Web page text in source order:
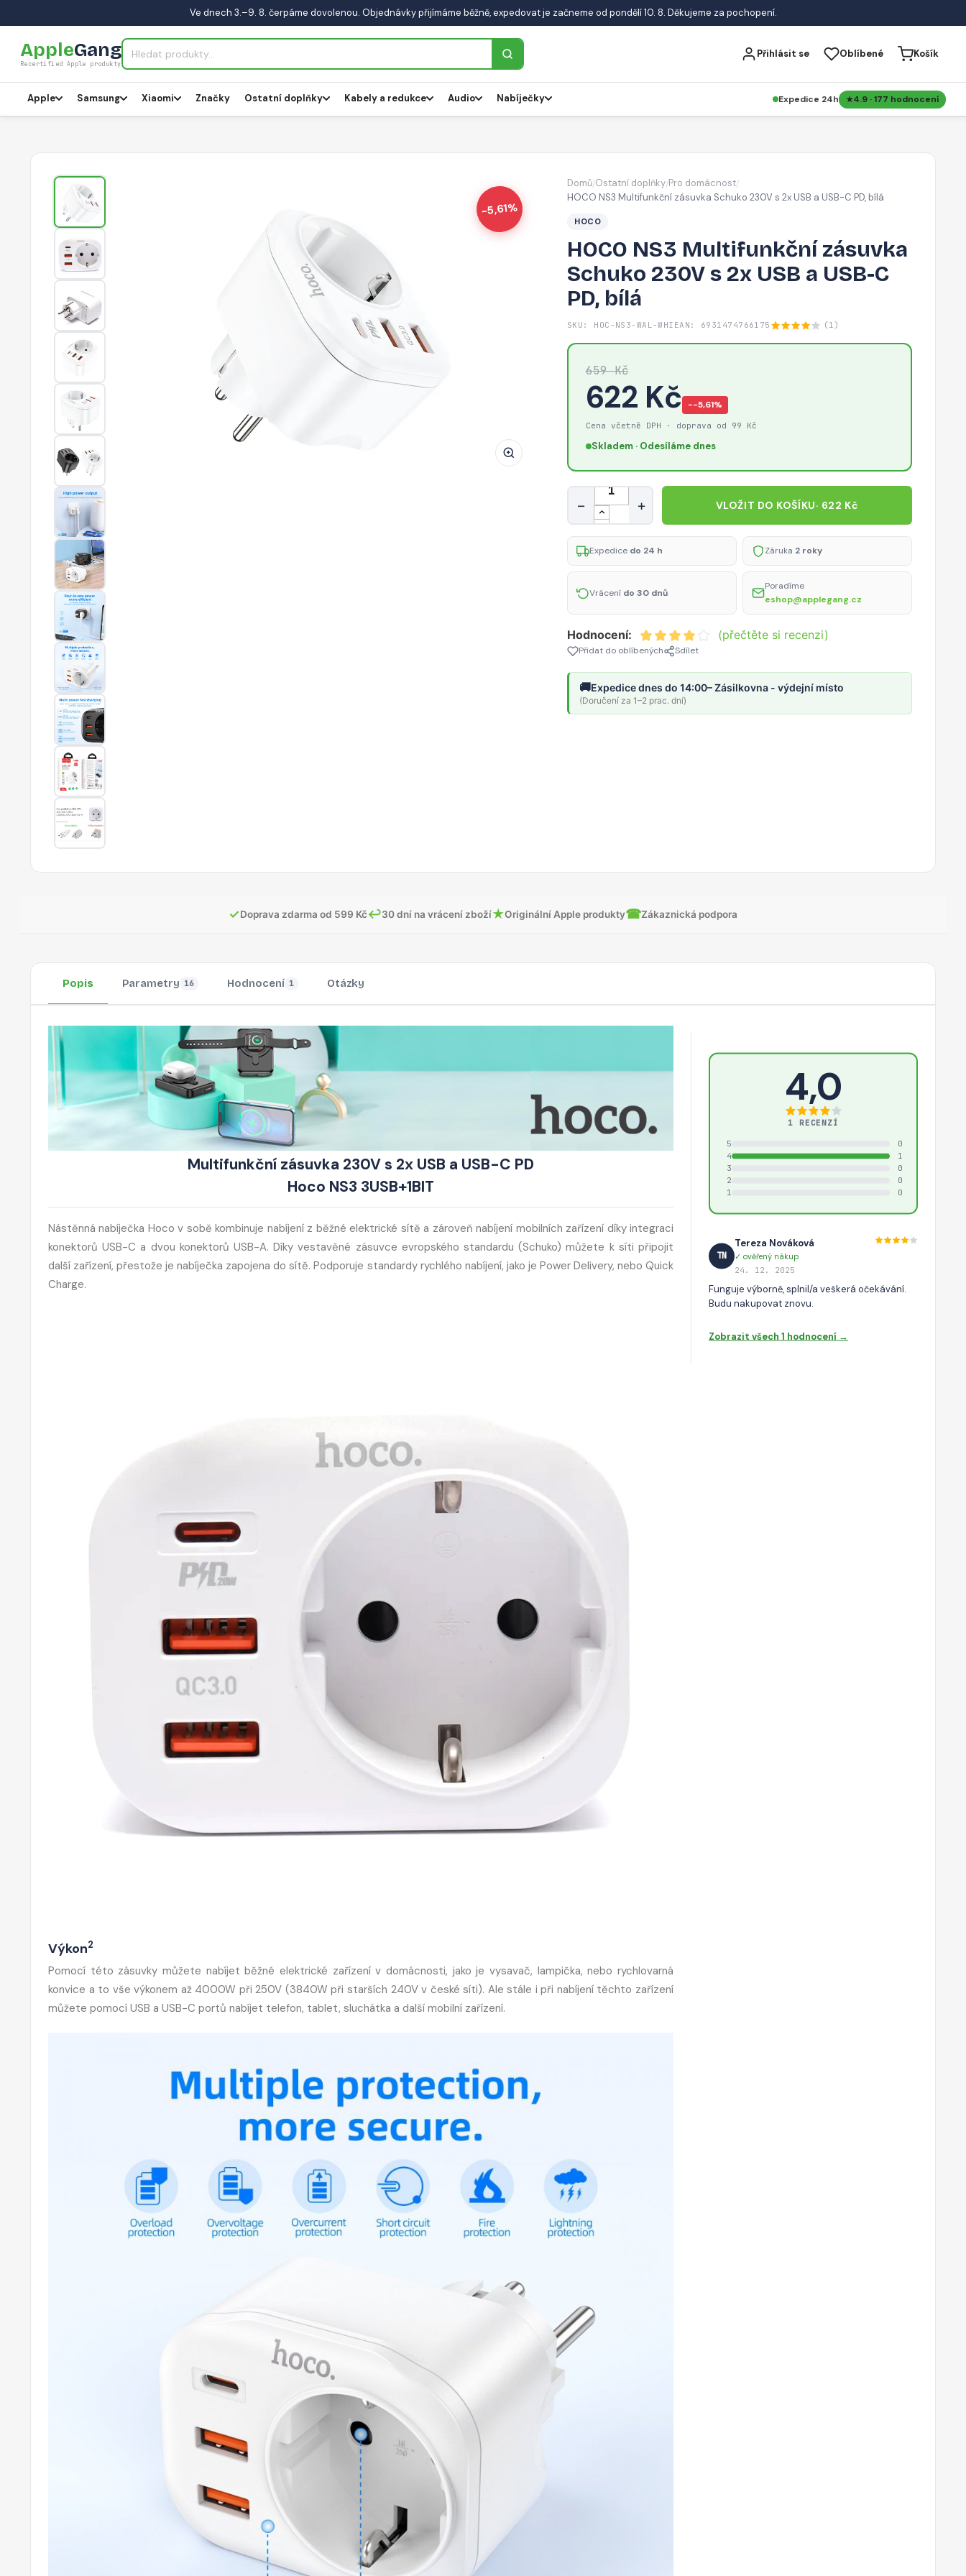
Ve dnech 3.–9. 8. čerpáme dovolenou. Objednávky přijímáme běžně, expedovat je začneme od pondělí 10. 8. Děkujeme za pochopení.
AppleGang
Recertified Apple produkty
Přihlásit se Oblíbené Košík
Apple Samsung Xiaomi Značky Ostatní doplňky Kabely a redukce Audio Nabíječky Expedice 24h 4.9 · 177 hodnocení
-5,61%
HOCO
NS3
Multifunkční
Domů/Ostatní doplňky/Pro domácnost/
HOCO NS3 Multifunkční zásuvka Schuko 230V s 2x USB a USB-C PD, bílá
HOCO
HOCO NS3 Multifunkční zásuvka
Schuko 230V s 2x USB a USB-C
PD, bílá
SKU: HOC-NS3-WAL-WHI EAN: 6931474766175 (1)
659 Kč
622 Kč −-5,61%
Cena včetně DPH · doprava od 99 Kč
Skladem · Odesíláme dnes
Množství
− + VLOŽIT DO KOŠÍKU· 622 Kč
Expedice do 24 h Záruka 2 roky
Vrácení do 30 dnů
Poradíme
eshop@applegang.cz
Hodnocení: (přečtěte si recenzi)
Přidat do oblíbených Sdílet
🚚Expedice dnes do 14:00– Zásilkovna - výdejní místo
(Doručení za 1–2 prac. dní)
✓Doprava zdarma od 599 Kč↩30 dní na vrácení zboží★Originální Apple produkty☎Zákaznická podpora
Popis Parametry 16 Hodnocení 1 Otázky
Multifunkční zásuvka 230V s 2x USB a USB-C PD
Hoco NS3 3USB+1BIT
Nástěnná nabíječka Hoco v sobě kombinuje nabíjení z běžné elektrické sítě a zároveň nabíjení mobilních zařízení díky integraci
konektorů USB-C a dvou konektorů USB-A. Díky vestavěné zásuvce evropského standardu (Schuko) můžete k síti připojit
další zařízení, přestože je nabíječka zapojena do sítě. Podporuje standardy rychlého nabíjení, jako je Power Delivery, nebo Quick
Charge.
Výkon2
Pomocí této zásuvky můžete nabíjet běžné elektrické zařízení v domácnosti, jako je vysavač, lampička, nebo rychlovarná
konvice a to vše výkonem až 4000W při 250V (3840W při starších 240V v české síti). Ale stále i při nabíjení těchto zařízení
můžete pomocí USB a USB-C portů nabíjet telefon, tablet, sluchátka a další mobilní zařízení.
4,0
1 RECENZÍ
5
0
4
1
3
0
2
0
1
0
TN
Tereza Nováková
✓ ověřený nákup
24. 12. 2025
Funguje výborně, splnil/a veškerá očekávání.
Budu nakupovat znovu.
Zobrazit všech 1 hodnocení →